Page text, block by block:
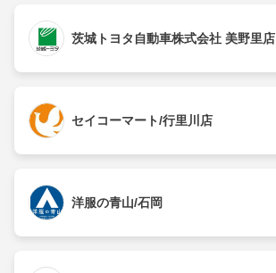
茨城トヨタ自動車株式会社 美野里店
セイコーマート/行里川店
洋服の青山/石岡